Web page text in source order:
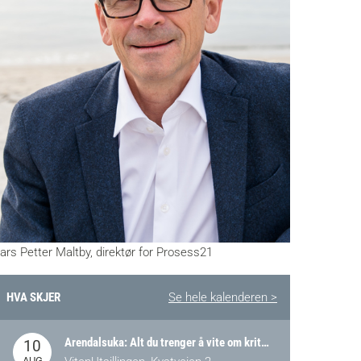
Petter Maltby, direktør for Prosess21
HVA SKJER Se hele kalenderen >
10
Arendalsuka: Alt du trenger å vite om kritiske og strategiske verdikjeder i Norge